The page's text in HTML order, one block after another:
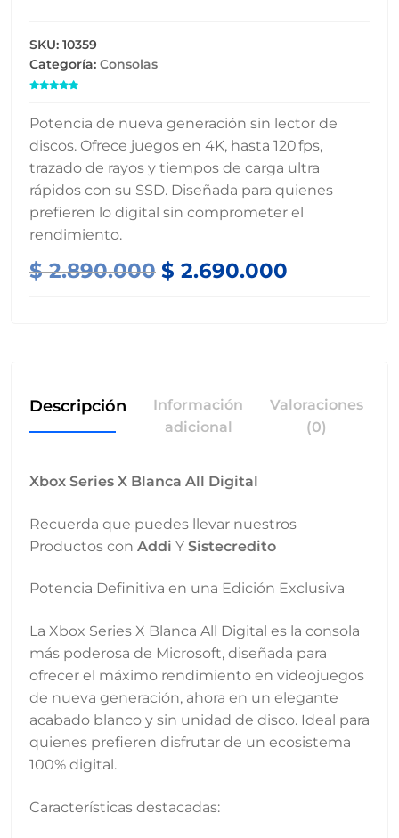
$2.890.000 Original
$ 2.690.000
Potencia de nueva generación sin lector de
discos. Ofrece juegos en 4K, hasta 120 fps,
trazado de rayos y tiempos de carga ultra
rápidos con su SSD. Diseñada para quienes
prefieren lo digital sin comprometer el
rendimiento.
SKU: 10359
Categoría: Consolas

Descripción
Información
adicional
Valoraciones
(0)
Xbox Series X Blanca All Digital
Recuerda que puedes llevar nuestros
Productos con Addi Y Sistecredito
Potencia Definitiva en una Edición Exclusiva
La Xbox Series X Blanca All Digital es la consola
más poderosa de Microsoft, diseñada para
ofrecer el máximo rendimiento en videojuegos
de nueva generación, ahora en un elegante
acabado blanco y sin unidad de disco. Ideal para
quienes prefieren disfrutar de un ecosistema
100% digital.
Características destacadas: